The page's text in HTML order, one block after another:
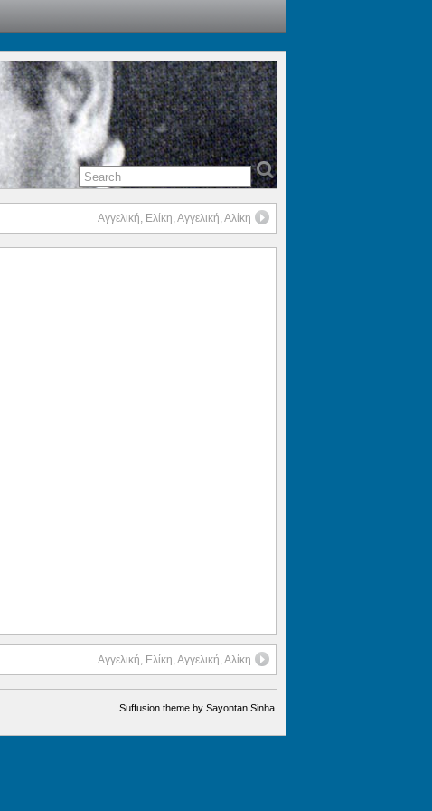
Αγγελική, Ελίκη, Αγγελική, Αλίκη
Αγγελική, Ελίκη, Αγγελική, Αλίκη
Suffusion theme by Sayontan Sinha